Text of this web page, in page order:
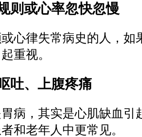
则或心率忽快忽慢
心律失常病史的人，如
重视。
吐、上腹疼痛
病，其实是心肌缺血引
和老年人中更常见。